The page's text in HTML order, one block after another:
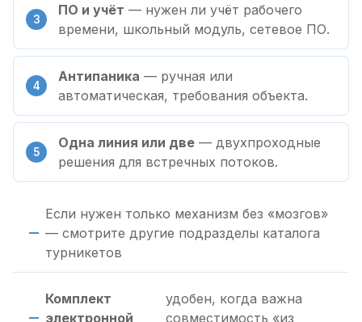
ПО и учёт — нужен ли учёт рабочего
времени, школьный модуль, сетевое ПО.
Антипаника — ручная или
автоматическая, требования объекта.
Одна линия или две — двухпроходные
решения для встречных потоков.
Если нужен только механизм без «мозгов»
— смотрите другие подразделы каталога
турникетов
Комплект
электронной
удобен, когда важна
совместимость «из